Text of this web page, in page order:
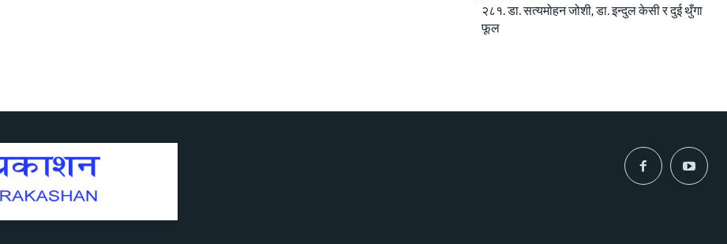
२८१. डा. सत्यमोहन जोशी, डा. इन्दुल केसी र दुई थुँगा
फूल